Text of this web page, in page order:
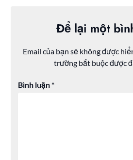
Để lại một
Email của bạn sẽ không được
trường bắt buộc được
Bình luận*